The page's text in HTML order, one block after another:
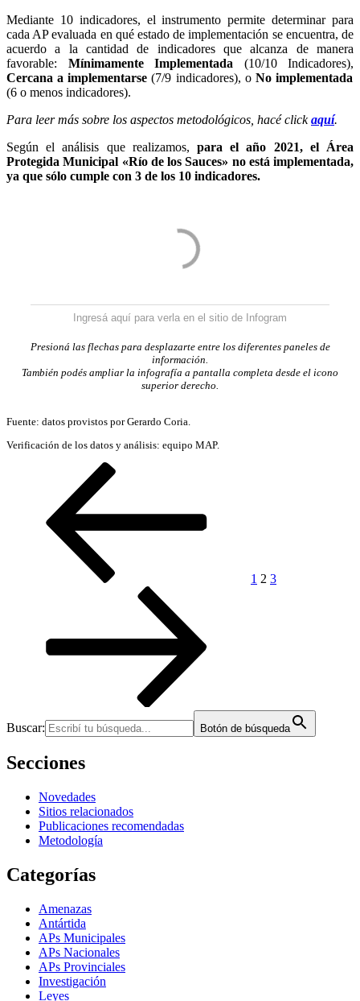
Mediante 10 indicadores, el instrumento permite determinar para
cada AP evaluada en qué estado de implementación se encuentra, de
acuerdo a la cantidad de indicadores que alcanza de manera
favorable: Mínimamente Implementada (10/10 Indicadores),
Cercana a implementarse (7/9 indicadores), oNo implementada
(6 o menos indicadores).
Para leer más sobre los aspectos metodológicos, hacé clickaquí.
Según el análisis que realizamos, para el año 2021, el Área
Protegida Municipal «Río de los Sauces» no está implementada,
ya que sólo cumple con 3 de los 10 indicadores.
Ingresá aquí para verla en el sitio de Infogram
Presioná las flechas para desplazarte entre los diferentes paneles de
información.
También podés ampliar la infografía a pantalla completa desde el icono
superior derecho.
Fuente: datos provistos por Gerardo Coria.
Verificación de los datos y análisis: equipo MAP.
Paginación
entradas
1 2 3
Buscar: Botón de búsqueda
Secciones
Novedades
Sitios relacionados
Publicaciones recomendadas
Metodología
Categorías
Amenazas
Antártida
APs Municipales
APs Nacionales
APs Provinciales
Investigación
Leyes